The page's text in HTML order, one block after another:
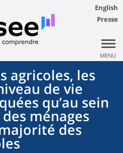
English
Presse
MENU
agricoles, les
de vie
qu’au sein
ménages
des